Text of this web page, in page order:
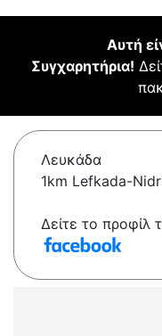
Αυτή
Συγχαρητήρια!
Λευκάδα
1km Lefkada-
Δείτε το προφίλ